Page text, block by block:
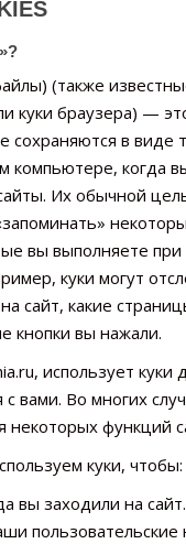
(также
куки браузера) —
сохраняются в виде
компьютере, когда
Их обычной
вы выполняете при
куки могут
сайт, какие
кнопки вы нажали.
использует куки
вами. Во многих
функций
куки, чтобы:
вы заходили на сайт.
пользовательские